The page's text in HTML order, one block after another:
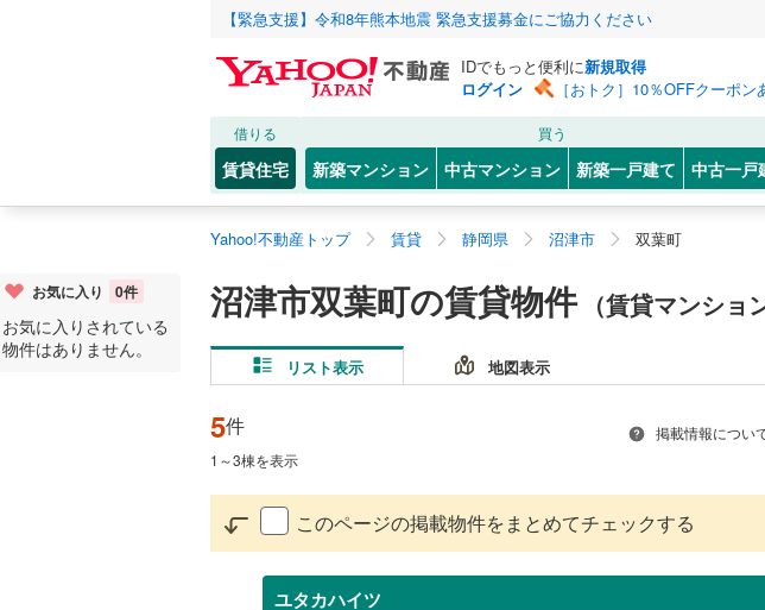
【緊急支援】令和8年熊本地震 緊急支援募金にご協力ください
IDでもっと便利に新規取得
ログイン
［おトク］10％OFFクーポン
借りる
賃貸住宅
買う
新築マンション 中古マンション 新築一戸建て 中古一戸
Yahoo!不動産トップ 賃貸 静岡県 沼津市 双葉町
沼津市双葉町の賃貸物件 （賃貸マンショ
リスト表示 地図表示
5件
1 ～3棟を表示
掲載情報につい
このページの掲載物件をまとめてチェックする
ユタカハイツ
お気に入り 0件
お気に入りされている
物件はありません。